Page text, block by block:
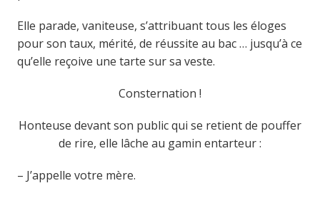
Elle parade, vaniteuse, s’attribuant tous les éloges
pour son taux, mérité, de réussite au bac … jusqu’à ce
qu’elle reçoive une tarte sur sa veste.
Consternation !
Honteuse devant son public qui se retient de pouffer
de rire, elle lâche au gamin entarteur :
– J’appelle votre mère.